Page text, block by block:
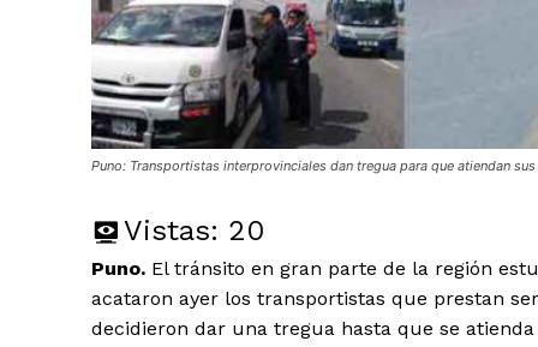
Puno: Transportistas interprovinciales dan tregua para que atiendan
Vistas: 20
Puno. El tránsito en gran parte de la región
acataron ayer los transportistas que prestan
decidieron dar una tregua hasta que se